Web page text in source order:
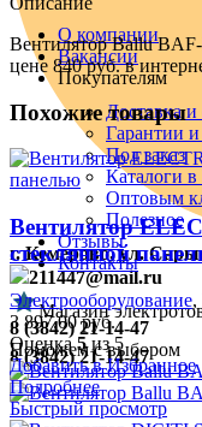
г. Кемерово, ул.
211447@mail.ru
Магазин
8 (3842) 21-14-47
О компании
Вакансии
Покупателям
Доставка и
Гарантии и
Под заказ
Каталоги
Оптовым
Полезное
Отзывы
Контакты
8 (3842) 21-14-47
Поможем с выбором
Вентилятор Ballu
цене 840 руб. в
Похожие товары
Вентилятор
стеклянной
Электрооборудование,
3 897.00руб.
Оценка5из 5
Добавить в Избранное
Подробнее
Быстрый просмотр